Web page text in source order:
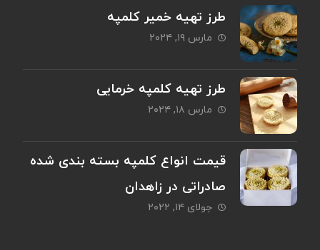
طرز تهیه خمیر کلمپه
مارس ۱۹, ۲۰۲۴
طرز تهیه کلمپه خرمایی
مارس ۱۸, ۲۰۲۴
قیمت انواع کلمپه بسته بندی شده
صادراتی در زاهدان
جولای ۱۴, ۲۰۲۲